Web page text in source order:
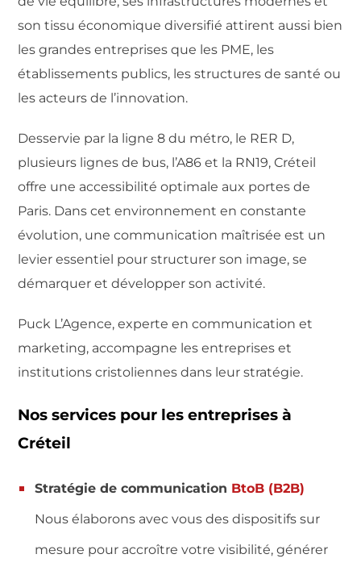
son tissu économique diversifié attirent aussi bien
les grandes entreprises que les PME, les
établissements publics, les structures de santé ou
les acteurs de l’innovation.
Desservie par la ligne 8 du métro, le RER D,
plusieurs lignes de bus, l’A86 et la RN19, Créteil
offre une accessibilité optimale aux portes de
Paris. Dans cet environnement en constante
évolution, une communication maîtrisée est un
levier essentiel pour structurer son image, se
démarquer et développer son activité.
Puck L’Agence, experte en communication et
marketing, accompagne les entreprises et
institutions cristoliennes dans leur stratégie.
Nos services pour les entreprises à
Créteil
Stratégie de communication BtoB (B2B)
Nous élaborons avec vous des dispositifs sur
mesure pour accroître votre visibilité, générer